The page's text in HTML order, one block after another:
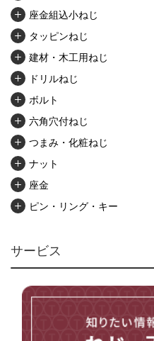
座金組込小ねじ
タッピンねじ
建材・木工用ねじ
ドリルねじ
ボルト
六角穴付ねじ
つまみ・化粧ねじ
ナット
座金
ピン・リング・キー
アンカー・プラグ
ユニファイねじ
サービス